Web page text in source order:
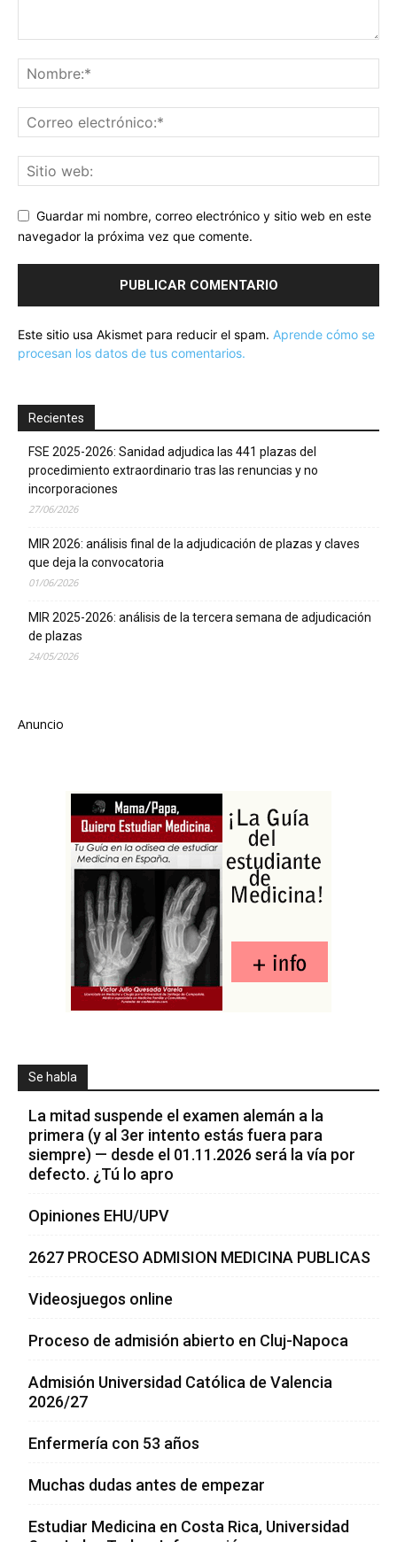
Guardar mi nombre, correo electrónico y sitio web en este
navegador la próxima vez que comente.
Este sitio usa Akismet para reducir el spam. Aprende cómo se
procesan los datos de tus comentarios.
Recientes
FSE 2025-2026: Sanidad adjudica las 441 plazas del
procedimiento extraordinario tras las renuncias y no
incorporaciones
27/06/2026
MIR 2026: análisis final de la adjudicación de plazas y claves
que deja la convocatoria
01/06/2026
MIR 2025-2026: análisis de la tercera semana de adjudicación
de plazas
24/05/2026
Anuncio
Se habla
La mitad suspende el examen alemán a la
primera (y al 3er intento estás fuera para
siempre) — desde el 01.11.2026 será la vía por
defecto. ¿Tú lo apro
Opiniones EHU/UPV
2627 PROCESO ADMISION MEDICINA PUBLICAS
Videosjuegos online
Proceso de admisión abierto en Cluj-Napoca
Admisión Universidad Católica de Valencia
2026/27
Enfermería con 53 años
Muchas dudas antes de empezar
Estudiar Medicina en Costa Rica, Universidad